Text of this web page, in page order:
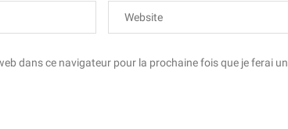
dans ce navigateur pour la prochaine fois que je ferai un